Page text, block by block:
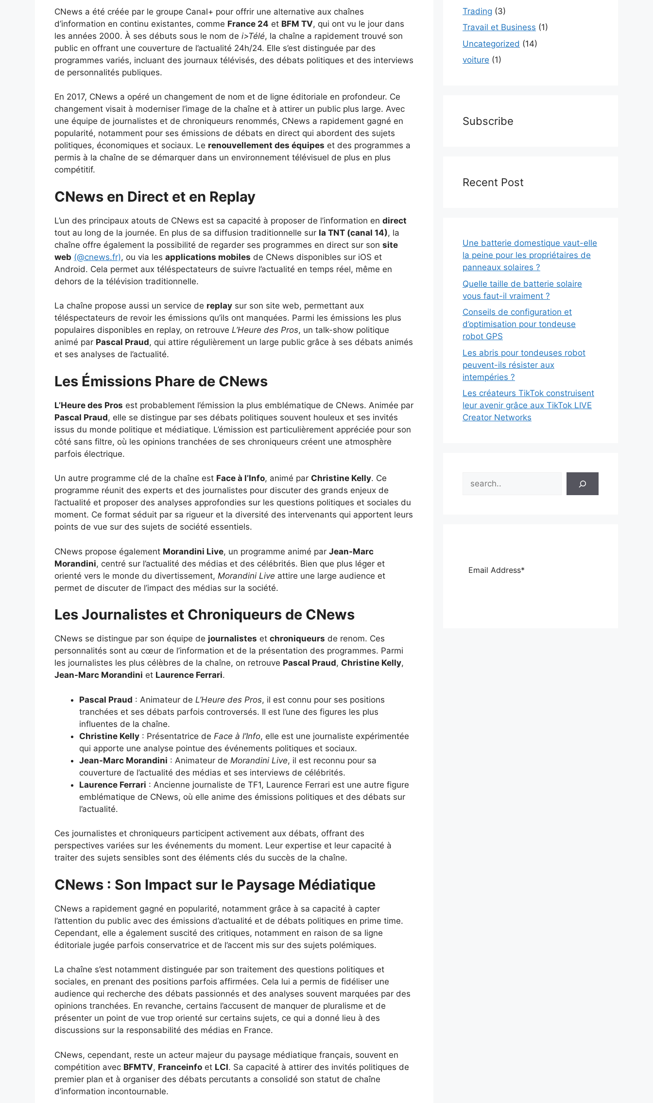
CNews a été créée par le groupe Canal+ pour offrir une alternative aux chaînes
d’information en continu existantes, comme France 24 et BFM TV, qui ont vu le jour dans
les années 2000. À ses débuts sous le nom de i>Télé, la chaîne a rapidement trouvé son
public en offrant une couverture de l’actualité 24h/24. Elle s’est distinguée par des
programmes variés, incluant des journaux télévisés, des débats politiques et des interviews
de personnalités publiques.
En 2017, CNews a opéré un changement de nom et de ligne éditoriale en profondeur. Ce
changement visait à moderniser l’image de la chaîne et à attirer un public plus large. Avec
une équipe de journalistes et de chroniqueurs renommés, CNews a rapidement gagné en
popularité, notamment pour ses émissions de débats en direct qui abordent des sujets
politiques, économiques et sociaux. Le renouvellement des équipes et des programmes a
permis à la chaîne de se démarquer dans un environnement télévisuel de plus en plus
compétitif.
CNews en Direct et en Replay
L’un des principaux atouts de CNews est sa capacité à proposer de l’information en direct
tout au long de la journée. En plus de sa diffusion traditionnelle sur la TNT (canal 14), la
chaîne offre également la possibilité de regarder ses programmes en direct sur son site
web (@cnews.fr), ou via les applications mobiles de CNews disponibles sur iOS et
Android. Cela permet aux téléspectateurs de suivre l’actualité en temps réel, même en
dehors de la télévision traditionnelle.
La chaîne propose aussi un service de replay sur son site web, permettant aux
téléspectateurs de revoir les émissions qu’ils ont manquées. Parmi les émissions les plus
populaires disponibles en replay, on retrouve L’Heure des Pros, un talk-show politique
animé par Pascal Praud, qui attire régulièrement un large public grâce à ses débats animés
et ses analyses de l’actualité.
Les Émissions Phare de CNews
L’Heure des Pros est probablement l’émission la plus emblématique de CNews. Animée par
Pascal Praud, elle se distingue par ses débats politiques souvent houleux et ses invités
issus du monde politique et médiatique. L’émission est particulièrement appréciée pour son
côté sans filtre, où les opinions tranchées de ses chroniqueurs créent une atmosphère
parfois électrique.
Un autre programme clé de la chaîne est Face à l’Info, animé par Christine Kelly. Ce
programme réunit des experts et des journalistes pour discuter des grands enjeux de
l’actualité et proposer des analyses approfondies sur les questions politiques et sociales du
moment. Ce format séduit par sa rigueur et la diversité des intervenants qui apportent leurs
points de vue sur des sujets de société essentiels.
CNews propose également Morandini Live, un programme animé par Jean-Marc
Morandini, centré sur l’actualité des médias et des célébrités. Bien que plus léger et
orienté vers le monde du divertissement, Morandini Live attire une large audience et
permet de discuter de l’impact des médias sur la société.
Les Journalistes et Chroniqueurs de CNews
CNews se distingue par son équipe de journalistes et chroniqueurs de renom. Ces
personnalités sont au cœur de l’information et de la présentation des programmes. Parmi
les journalistes les plus célèbres de la chaîne, on retrouve Pascal Praud, Christine Kelly,
Jean-Marc Morandini et Laurence Ferrari.
Pascal Praud : Animateur de L’Heure des Pros, il est connu pour ses positions
tranchées et ses débats parfois controversés. Il est l’une des figures les plus
influentes de la chaîne.
Christine Kelly : Présentatrice de Face à l’Info, elle est une journaliste expérimentée
qui apporte une analyse pointue des événements politiques et sociaux.
Jean-Marc Morandini : Animateur de Morandini Live, il est reconnu pour sa
couverture de l’actualité des médias et ses interviews de célébrités.
Laurence Ferrari : Ancienne journaliste de TF1, Laurence Ferrari est une autre figure
emblématique de CNews, où elle anime des émissions politiques et des débats sur
l’actualité.
Ces journalistes et chroniqueurs participent activement aux débats, offrant des
perspectives variées sur les événements du moment. Leur expertise et leur capacité à
traiter des sujets sensibles sont des éléments clés du succès de la chaîne.
CNews : Son Impact sur le Paysage Médiatique
CNews a rapidement gagné en popularité, notamment grâce à sa capacité à capter
l’attention du public avec des émissions d’actualité et de débats politiques en prime time.
Cependant, elle a également suscité des critiques, notamment en raison de sa ligne
éditoriale jugée parfois conservatrice et de l’accent mis sur des sujets polémiques.
La chaîne s’est notamment distinguée par son traitement des questions politiques et
sociales, en prenant des positions parfois affirmées. Cela lui a permis de fidéliser une
audience qui recherche des débats passionnés et des analyses souvent marquées par des
opinions tranchées. En revanche, certains l’accusent de manquer de pluralisme et de
présenter un point de vue trop orienté sur certains sujets, ce qui a donné lieu à des
discussions sur la responsabilité des médias en France.
CNews, cependant, reste un acteur majeur du paysage médiatique français, souvent en
compétition avec BFMTV, Franceinfo et LCI. Sa capacité à attirer des invités politiques de
premier plan et à organiser des débats percutants a consolidé son statut de chaîne
d’information incontournable.
Trading (3)
Travail et Business (1)
Uncategorized (14)
voiture (1)
Subscribe
Recent Post
Une batterie domestique vaut-elle
la peine pour les propriétaires de
panneaux solaires ?
Quelle taille de batterie solaire
vous faut-il vraiment ?
Conseils de configuration et
d’optimisation pour tondeuse
robot GPS
Les abris pour tondeuses robot
peuvent-ils résister aux
intempéries ?
Les créateurs TikTok construisent
leur avenir grâce aux TikTok LIVE
Creator Networks